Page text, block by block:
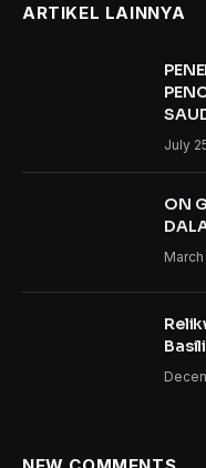
ARTIKEL LAINNYA
July
ON